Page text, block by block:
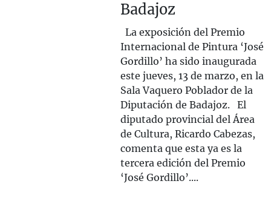
Badajoz
La exposición del Premio
Internacional de Pintura ‘José
Gordillo’ ha sido inaugurada
este jueves, 13 de marzo, en la
Sala Vaquero Poblador de la
Diputación de Badajoz. El
diputado provincial del Área
de Cultura, Ricardo Cabezas,
comenta que esta ya es la
tercera edición del Premio
‘José Gordillo’....